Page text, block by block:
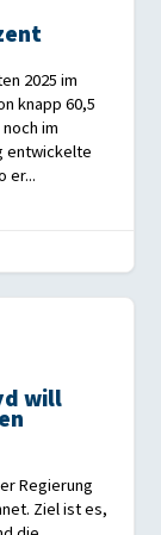
2025 im
knapp 60,5
im
entwickelte
er...
will
Regierung
Ziel ist es,